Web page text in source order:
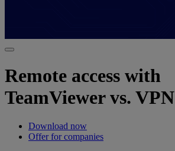
Remote access with
TeamViewer vs. VPN
Download now
Offer for companies